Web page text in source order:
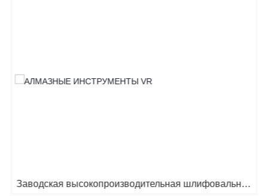
Заводская высокопроизводительная шлифовальная